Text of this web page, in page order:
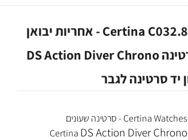
Certina C032.827.18.271.00 - אחריות יבואן
רשמי l שעון סרטינה DS Action Diver Chrono
Certina Watches - סרטינה שעונים
Certina DS Action Diver Chrono